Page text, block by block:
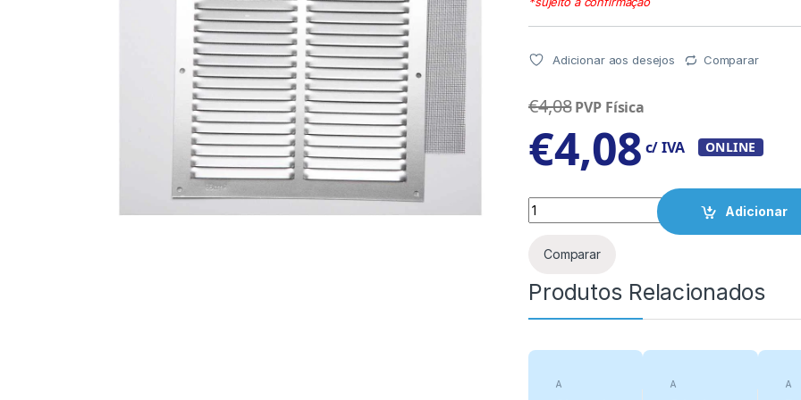
Adicionar aos desejos Comparar
€4,08 PVP Física
€4,08 c/ IVA ONLINE
Quantity
Adicionar
Comparar
Produtos Relacionados
A
A
A